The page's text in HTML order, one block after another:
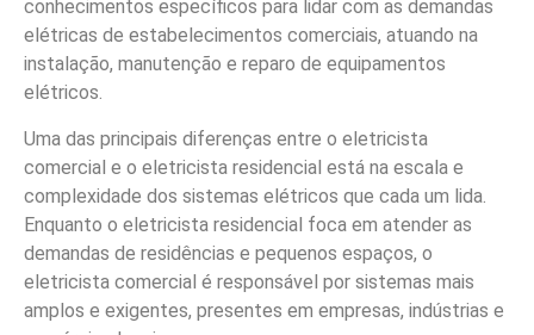
conhecimentos específicos para lidar com as demandas
elétricas de estabelecimentos comerciais, atuando na
instalação, manutenção e reparo de equipamentos
elétricos.
Uma das principais diferenças entre o eletricista
comercial e o eletricista residencial está na escala e
complexidade dos sistemas elétricos que cada um lida.
Enquanto o eletricista residencial foca em atender as
demandas de residências e pequenos espaços, o
eletricista comercial é responsável por sistemas mais
amplos e exigentes, presentes em empresas, indústrias e